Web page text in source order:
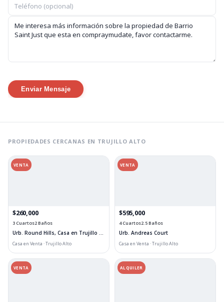
Enviar Mensaje
PROPIEDADES CERCANAS EN TRUJILLO ALTO
VENTA
$260,000
3 Cuartos2 Baños
Urb. Round Hills, Casa en Trujillo Alto
Casa en Venta · Trujillo Alto
VENTA
$595,000
4 Cuartos2.5 Baños
Urb. Andreas Court
Casa en Venta · Trujillo Alto
VENTA ALQUILER